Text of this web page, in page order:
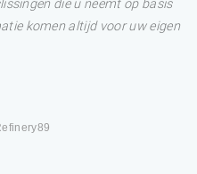
die u neemt op basis
komen altijd voor uw eigen